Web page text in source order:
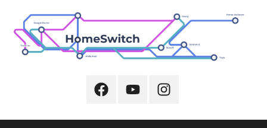
treści
FacebookYoutubeInstagram